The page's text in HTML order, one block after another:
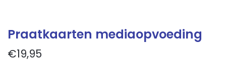
Praatkaarten mediaopvoeding
€19,95